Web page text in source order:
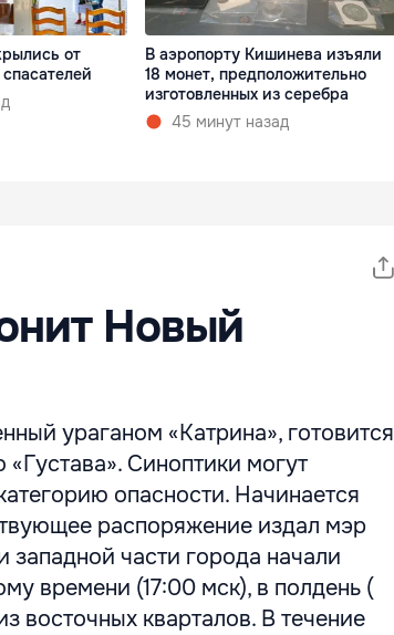
от
В аэропорту Кишинева изъяли
18 монет, предположительно
изготовленных из серебра
45 минут назад
Новый
ураганом «Катрина», готовится
Синоптики могут
опасности. Начинается
распоряжение издал мэр
части города начали
времени (17:00 мск), в полдень (
восточных кварталов. В течение